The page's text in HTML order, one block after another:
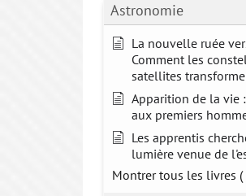
Astronomie
La nouvelle ruée
Comment les
satellites
Apparition de la vie
aux premiers
Les apprentis
lumière venue de
Montrer tous les livres